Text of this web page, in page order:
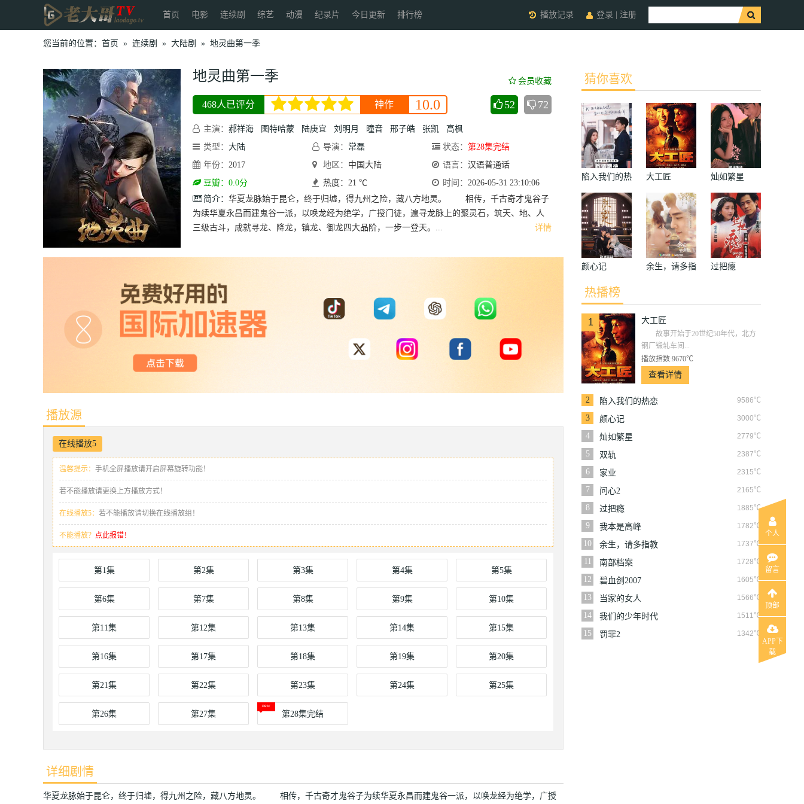
首页 电影 连续剧 综艺 动漫 纪录片 今日更新 排行榜 登录 注册
播放记录
您当前的位置： 首页 » 连续剧 » 大陆剧 » 地灵曲第一季
地灵曲第一季 会员收藏
468人已评分 神作 10.0 52 72
主演： 郝祥海 图特哈蒙 陆庚宜 刘明月 瞳音 邢子皓 张凯
高枫
类型： 大陆 导演： 常磊 状态： 第28集完结
年份： 2017 地区： 中国大陆 语言： 汉语普通话
豆瓣：0.0分
热度：21 ℃ 时间： 2026-05-31 23:10:06
简介：
详情
华夏龙脉始于昆仑，终于归墟，得九州之险，藏八方地灵。 相传，千古奇才鬼谷子
为续华夏永昌而建鬼谷一派，以唤龙经为绝学，广授门徒，遍寻龙脉上的聚灵石，筑天、地、人
三级古斗，成就寻龙、降龙，镇龙、御龙四大品阶，一步一登天。...
播放源
在线播放5
温馨提示： 手机全屏播放请开启屏幕旋转功能！
若不能播放请更换上方播放方式！
在线播放5： 若不能播放请切换在线播放组！
不能播放？ 点此报错！
第1集 第2集 第3集 第4集 第5集
第6集 第7集 第8集 第9集 第10集
第11集 第12集 第13集 第14集 第15集
第16集 第17集 第18集 第19集 第20集
第21集 第22集 第23集 第24集 第25集
第26集 第27集 第28集完结
详细剧情
华夏龙脉始于昆仑，终于归墟，得九州之险，藏八方地灵。 相传，千古奇才鬼谷子为续华夏永昌而建鬼谷一派，以唤龙经为绝学，广授
猜你喜欢
陷入我们的热
恋
大工匠 灿如繁星
颜心记
余生，请多指
过把瘾
热播榜
1 大工匠
故事开始于20世纪50年代，北方
钢厂锻轧车间...
播放指数:9670℃
查看详情
2 9586℃
陷入我们的热恋
3
3000℃
颜心记
4
2779℃
灿如繁星
5
2387℃
双轨
6
2315℃
家业
7
2165℃
问心2
8
1885℃
过把瘾
9
1782℃
我本是高峰
10
1737℃
余生，请多指教
11
1728℃
南部档案
12
1605℃
碧血剑2007
13
1566℃
当家的女人
14
1511℃
我们的少年时代
15
1342℃
罚罪2
个人
留言
顶部
APP下
载